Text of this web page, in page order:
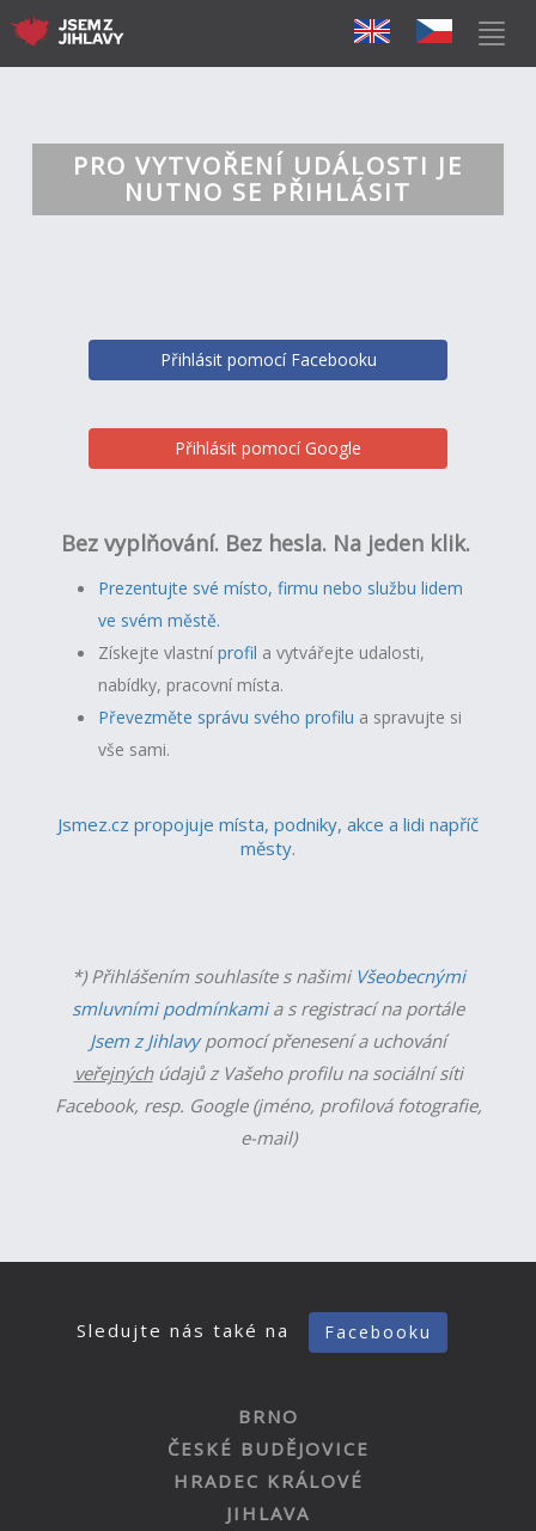
PRO VYTVOŘENÍ UDÁLOSTI JE
NUTNO SE PŘIHLÁSIT
Přihlásit pomocí Facebooku
Přihlásit pomocí Google
Bez vyplňování. Bez hesla. Na jeden klik.
Prezentujte své místo, firmu nebo službu lidem
ve svém městě.
Získejte vlastníprofil a vytvářejte udalosti,
nabídky, pracovní místa.
Převezměte správu svého profilu a spravujte si
vše sami.
Jsmez.cz propojuje místa, podniky, akce a lidi napříč
městy.
*) Přihlášením souhlasíte s našimi Všeobecnými
smluvními podmínkamia s registrací na portále
Jsem z Jihlavypomocí přenesení a uchování
veřejnýchúdajů z Vašeho profilu na sociální síti
Facebook, resp. Google (jméno, profilová fotografie,
e-mail)
Sledujte nás také na Facebooku
BRNO
ČESKÉ BUDĚJOVICE
HRADEC KRÁLOVÉ
JIHLAVA